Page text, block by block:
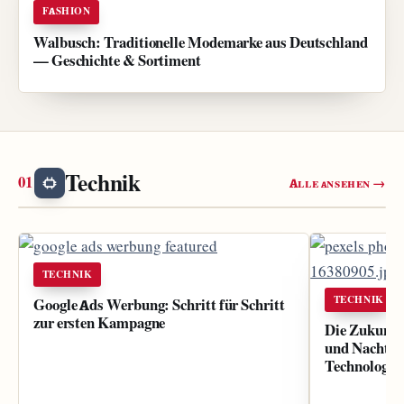
FASHION
Walbusch: Traditionelle Modemarke aus Deutschland
— Geschichte & Sortiment
Technik Alle ansehen →
TECHNIK
Google Ads Werbung: Schritt für Schritt
zur ersten Kampagne
TECHNIK
Die
und